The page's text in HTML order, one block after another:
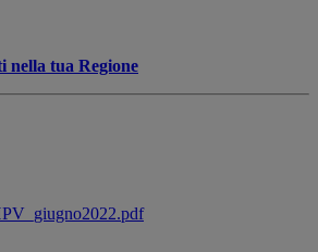
nella tua Regione